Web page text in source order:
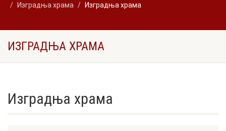
Изградња храма
Изградња храма
ИЗГРАДЊА ХРАМА
Изградња храма